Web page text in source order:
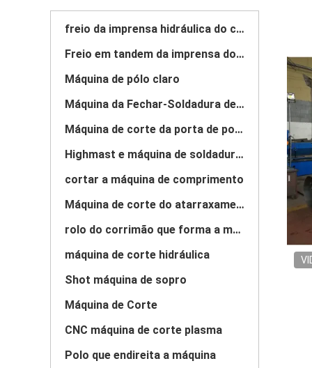
freio da imprensa hidráulica do cnc
Freio em tandem da imprensa do CNC
Máquina de pólo claro
Máquina da Fechar-Soldadura de pólo claro
Máquina de corte da porta de polo claro
Highmast e máquina de soldadura monopole da emenda
cortar a máquina de comprimento
Máquina de corte do atarraxamento
rolo do corrimão que forma a máquina
máquina de corte hidráulica
Shot máquina de sopro
Máquina de Corte
CNC máquina de corte plasma
Polo que endireita a máquina